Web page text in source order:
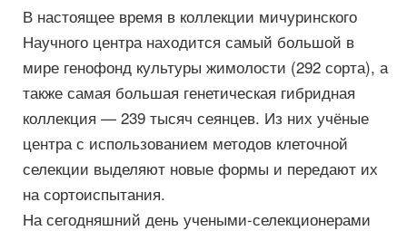
В настоящее время в коллекции мичуринского
Научного центра находится самый большой в
мире генофонд культуры жимолости (292 сорта), а
также самая большая генетическая гибридная
коллекция — 239 тысяч сеянцев. Из них учёные
центра с использованием методов клеточной
селекции выделяют новые формы и передают их
на сортоиспытания.
На сегодняшний день учеными-селекционерами